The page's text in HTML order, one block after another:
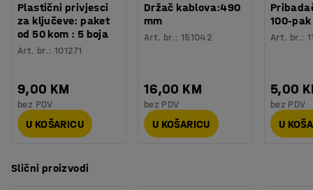
Plastični privjesci
za ključeve: paket
od 50 kom : 5 boja
Art. br.:101271
9,00 KM
bez PDV
U KOŠARICU
Držač kablova:490
mm
Art. br.: 151042
16,00 KM
bez PDV
U KOŠARICU
100-pak
Art. br.:
5,00
bez PDV
U
Slični proizvodi